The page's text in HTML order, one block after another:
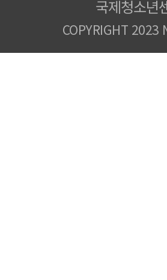
국제청소년
COPYRIGHT 2023